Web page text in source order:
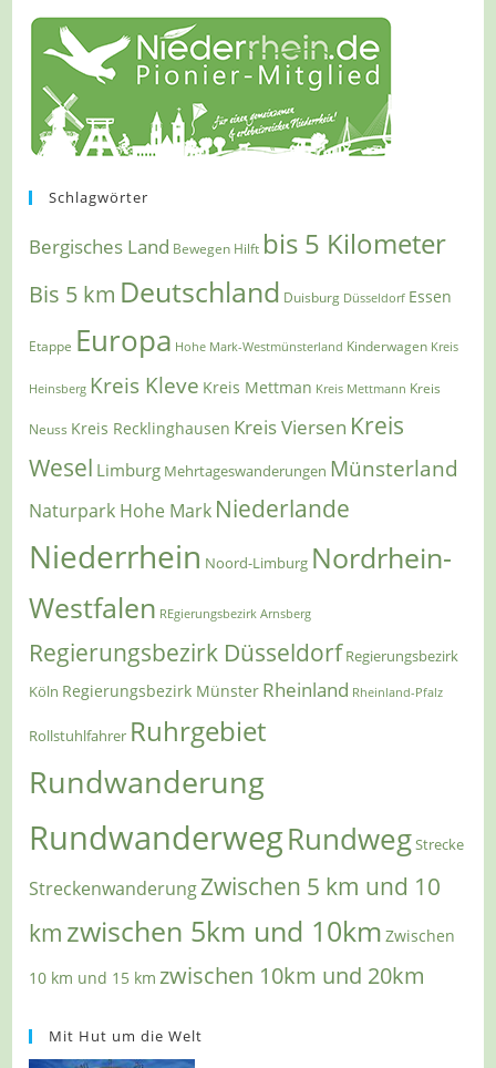
Schlagwörter
Bergisches Land Bewegen Hilft bis 5 Kilometer
Bis 5 km Deutschland Duisburg Düsseldorf Essen
Etappe Europa Hohe Mark-Westmünsterland Kinderwagen Kreis
Heinsberg Kreis Kleve Kreis Mettman Kreis Mettmann Kreis
Neuss Kreis Recklinghausen Kreis Viersen Kreis
Wesel Limburg Mehrtageswanderungen Münsterland
Naturpark Hohe Mark Niederlande
Niederrhein Noord-Limburg Nordrhein-
Westfalen REgierungsbezirk Arnsberg
Regierungsbezirk Düsseldorf Regierungsbezirk
Köln Regierungsbezirk Münster Rheinland Rheinland-Pfalz
Rollstuhlfahrer Ruhrgebiet
Rundwanderung
RundwanderwegRundwegStrecke
StreckenwanderungZwischen 5 km und 10
km zwischen 5km und 10km Zwischen
10 km und 15 km zwischen 10km und 20km
Mit Hut um die Welt